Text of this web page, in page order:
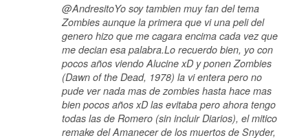
@AndresitoYo soy tambien muy fan del tema
Zombies aunque la primera que vi una peli del
genero hizo que me cagara encima cada vez que
me decian esa palabra.Lo recuerdo bien, yo con
pocos años viendo Alucine xD y ponen Zombies
(Dawn of the Dead, 1978) la vi entera pero no
pude ver nada mas de zombies hasta hace mas
bien pocos años xD las evitaba pero ahora tengo
todas las de Romero (sin incluir Diarios), el mitico
remake del Amanecer de los muertos de Snyder,